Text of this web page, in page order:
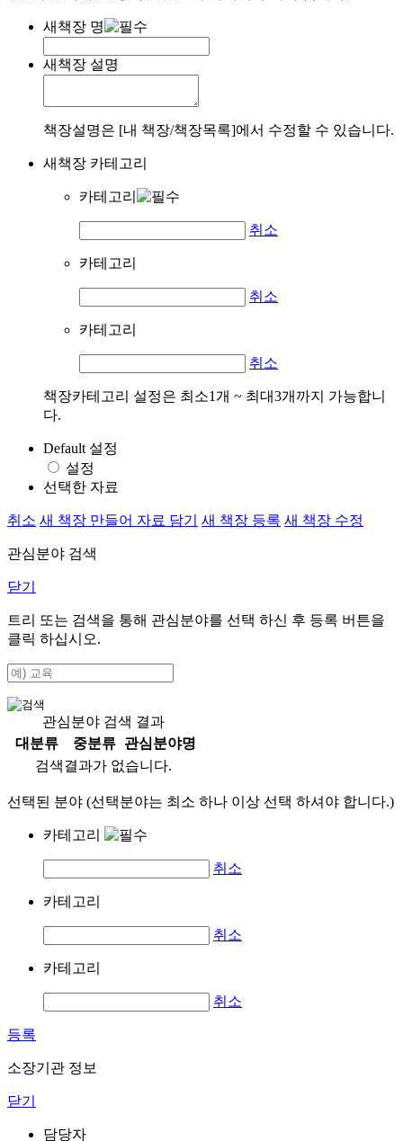
새책장 명
새책장 설명
책장설명은 [내 책장/책장목록]에서 수정할 수 있습니다.
새책장 카테고리
카테고리
취소
카테고리
취소
카테고리
취소
책장카테고리 설정은 최소1개 ~ 최대3개까지 가능합니
다.
Default 설정
설정
선택한 자료
취소 새 책장 만들어 자료 담기 새 책장 등록 새 책장 수정
관심분야 검색
닫기
트리 또는 검색을 통해 관심분야를 선택 하신 후 등록 버튼을
클릭 하십시오.
관심분야 검색 결과
대분류
중분류
관심분야명
검색결과가 없습니다.
선택된 분야 (선택분야는 최소 하나 이상 선택 하셔야 합니다.)
카테고리
취소
카테고리
취소
카테고리
취소
등록
소장기관 정보
닫기
담당자